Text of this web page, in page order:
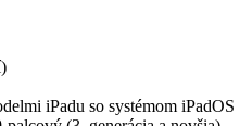
iPadu so systémom iPadOS